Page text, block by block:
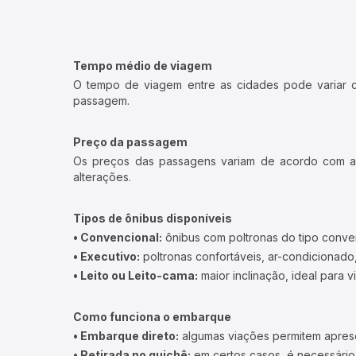
Tempo médio de viagem
O tempo de viagem entre as cidades pode variar
passagem.
Preço da passagem
Os preços das passagens variam de acordo com
alterações.
Tipos de ônibus disponíveis
• Convencional: ônibus com poltronas do tipo
• Executivo: poltronas confortáveis, ar-
• Leito ou Leito-cama: maior inclinação, ideal para
Como funciona o embarque
• Embarque direto: algumas viações permitem